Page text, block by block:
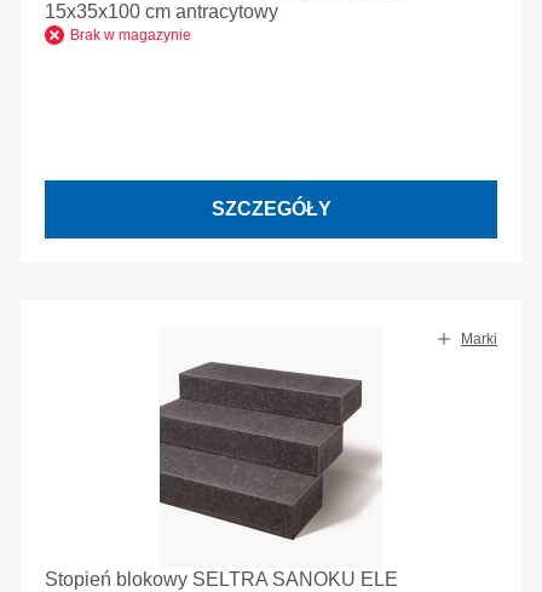
15x35x100 cm antracytowy
Brak w magazynie
SZCZEGÓŁY
Marki
Stopień blokowy SELTRA SANOKU ELE